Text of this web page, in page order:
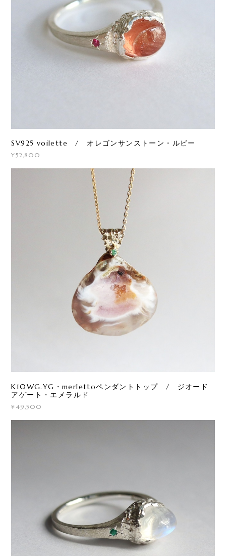
SV925 voilette / オレゴンサンストーン・ルビー
¥52,800
K10WG.YG・merlettoペンダントトップ / ジオード
アゲート・エメラルド
¥49,500